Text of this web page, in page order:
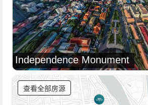
Independence Monument
查看全部房源